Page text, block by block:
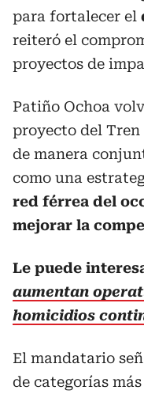
para fortalecer el
reiteró el
proyectos de
Patiño Ochoa
proyecto del Tren
de manera
como una
red férrea del
mejorar la
Le puede
aumentan
homicidios
El mandatario
de categorías